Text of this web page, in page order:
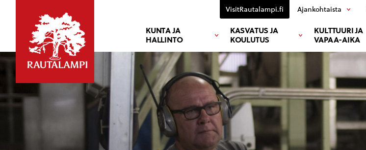
KUNTA JA
HALLINTO
KASVATUS JA
KOULUTUS
KULTTUURI JA
VAPAA-AIKA
VisitRautalampi.fi Ajankohtaista